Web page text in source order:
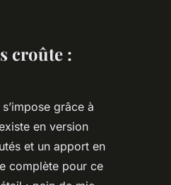
croûte :
s’impose grâce à
en version
et un apport en
complète pour ce